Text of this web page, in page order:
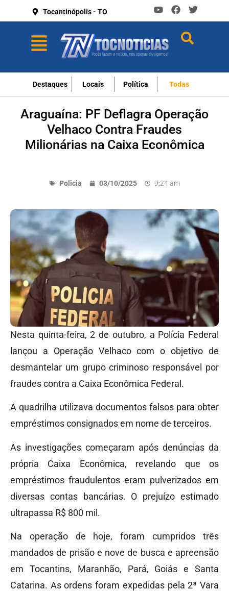
Tocantinópolis - TO
Destaques Locais Política Todas
Araguaína: PF Deflagra Operação
Velhaco Contra Fraudes
Milionárias na Caixa Econômica
Policia 03/10/2025 9:24 am
Nesta quinta-feira, 2 de outubro, a Polícia Federal
lançou a Operação Velhaco com o objetivo de
desmantelar um grupo criminoso responsável por
fraudes contra a Caixa Econômica Federal.
A quadrilha utilizava documentos falsos para obter
empréstimos consignados em nome de terceiros.
As investigações começaram após denúncias da
própria Caixa Econômica, revelando que os
empréstimos fraudulentos eram pulverizados em
diversas contas bancárias. O prejuízo estimado
ultrapassa R$ 800 mil.
Na operação de hoje, foram cumpridos três
mandados de prisão e nove de busca e apreensão
em Tocantins, Maranhão, Pará, Goiás e Santa
Catarina. As ordens foram expedidas pela 2ª Vara